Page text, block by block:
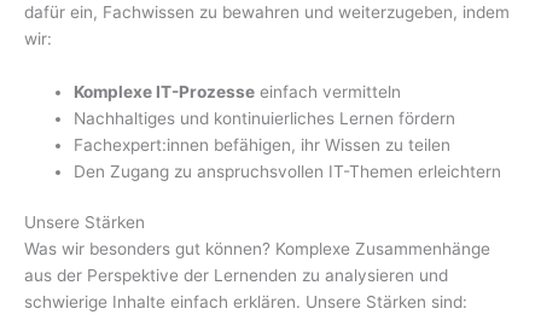
dafür ein, Fachwissen zu bewahren und weiterzugeben, indem
wir:
Komplexe IT-Prozesse einfach vermitteln
Nachhaltiges und kontinuierliches Lernen fördern
Fachexpert:innen befähigen, ihr Wissen zu teilen
Den Zugang zu anspruchsvollen IT-Themen erleichtern
Unsere Stärken
Was wir besonders gut können? Komplexe Zusammenhänge
aus der Perspektive der Lernenden zu analysieren und
schwierige Inhalte einfach erklären. Unsere Stärken sind: